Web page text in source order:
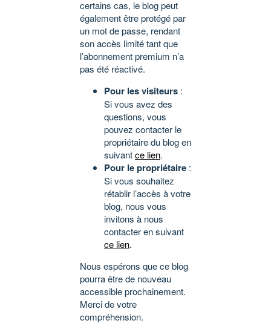
certains cas, le blog peut
également être protégé par
un mot de passe, rendant
son accès limité tant que
l’abonnement premium n’a
pas été réactivé.
Pour les visiteurs :
Si vous avez des
questions, vous
pouvez contacter le
propriétaire du blog en
suivantce lien.
Pour le propriétaire :
Si vous souhaitez
rétablir l’accès à votre
blog, nous vous
invitons à nous
contacter en suivant
ce lien.
Nous espérons que ce blog
pourra être de nouveau
accessible prochainement.
Merci de votre
compréhension.